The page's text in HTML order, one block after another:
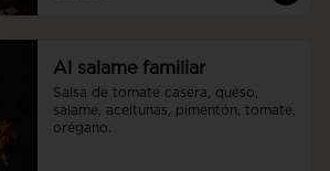
Al salame familiar
Salsa de tomate casera, queso,
salame, aceitunas, pimentón, tomate,
orégano.